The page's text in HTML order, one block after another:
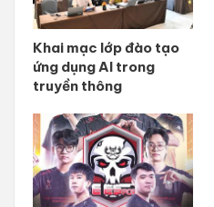
Khai mạc lớp đào tạo
ứng dụng AI trong
truyền thông